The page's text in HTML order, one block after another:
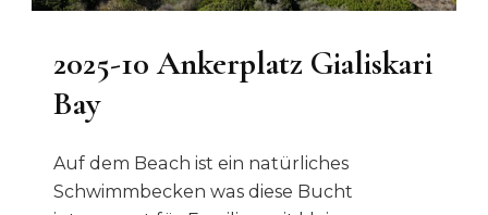
2025-10 Ankerplatz Gialiskari
Bay
Auf dem Beach ist ein natürliches
Schwimmbecken was diese Bucht